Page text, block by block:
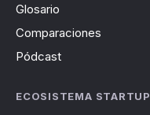
Glosario
Comparaciones
Pódcast
ECOSISTEMA STARTUP